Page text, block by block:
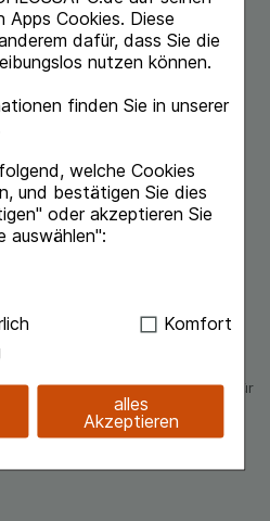
Apps Cookies. Diese
dafür, dass Sie die
nutzen können.
finden Sie in unserer
welche Cookies
und bestätigen Sie dies
oder akzeptieren Sie
auswählen":
Hierbei handelt es sich um
unserer
(z.B. Navigation,
weshalb auf diese nicht
zu gestalten,
des
Komfort
alles
Akzeptieren
Institut für Medizinische
und Information.
mit E-Rezept-Scanner
aus unseren verschiedenen
Bancontact und Rechnung (für